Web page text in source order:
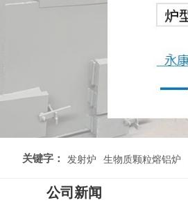
关键字： 发射炉 生物质颗粒熔铝炉
公司新闻